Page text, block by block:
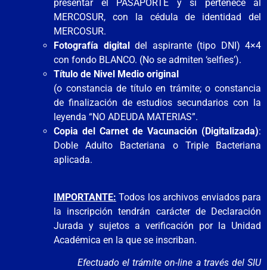
presentar el PASAPORTE y si pertenece al
MERCOSUR, con la cédula de identidad del
MERCOSUR.
Fotografía digital
del aspirante (tipo DNI) 4×4
con fondo BLANCO. (No se admiten ‘selfies’).
Título de Nivel Medio original
(o constancia de título en trámite; o constancia
de finalización de estudios secundarios con la
leyenda “NO ADEUDA MATERIAS”.
Copia del Carnet de Vacunación (Digitalizada):
Doble Adulto Bacteriana o Triple Bacteriana
aplicada.
IMPORTANTE: Todos los archivos enviados para
la inscripción tendrán carácter de Declaración
Jurada y sujetos a verificación por la Unidad
Académica en la que se inscriban.
Efectuado el trámite on-line a través del SIU